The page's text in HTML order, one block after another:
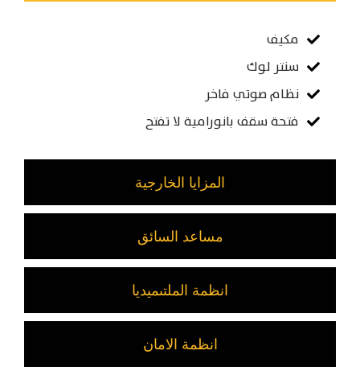
المزايا الخارجية
مساعد السائق
انظمة الملتىميديا
انظمة الامان
مكيف
سنتر لوك
نظام صوتي فاخر
فتحة سقف بانورامية لا تفتح